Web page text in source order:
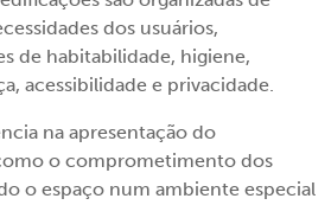
dos usuários,
de habitabilidade, higiene,
acessibilidade e privacidade.
na apresentação do
o comprometimento dos
o espaço num ambiente especial